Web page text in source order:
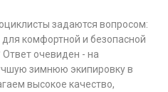
задаются вопросом:
комфортной и безопасной
очевиден - на
зимнюю экипировку в
высокое качество,